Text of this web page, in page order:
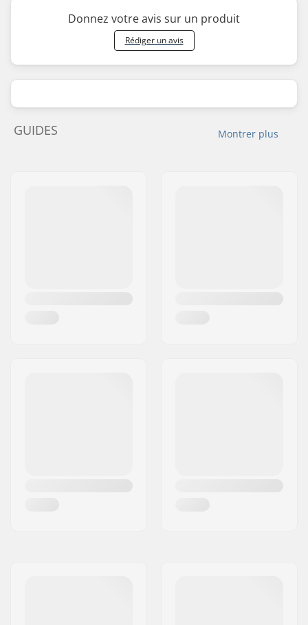
Donnez votre avis sur un produit
Rédiger un avis
Montrer plus
GUIDES